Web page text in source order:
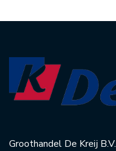
Groothandel De Kreij B.V.